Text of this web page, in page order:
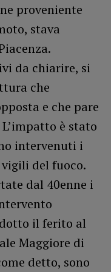
proveniente
stava
da chiarire, si
che
e che pare
è stato
intervenuti i
del fuoco.
dal 40enne i
il ferito al
Maggiore di
detto, sono